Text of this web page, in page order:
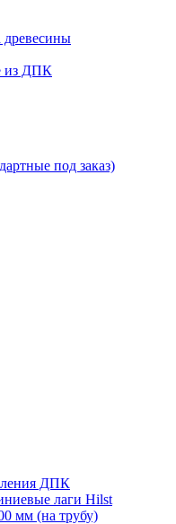
древесины
из ДПК
под заказ)
ДПК
лаги Hilst
мм (на трубу)